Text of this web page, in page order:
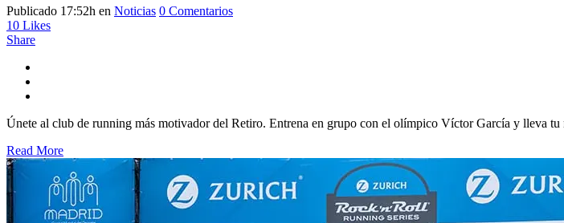
Publicado 17:52h en Noticias 0 Comentarios
10 Likes
Share
Únete al club de running más motivador del Retiro. Entrena en grupo con el olímpico Víctor García y lleva tu
Read More